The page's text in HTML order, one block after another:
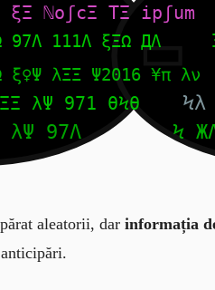
aleatorii, dar informația